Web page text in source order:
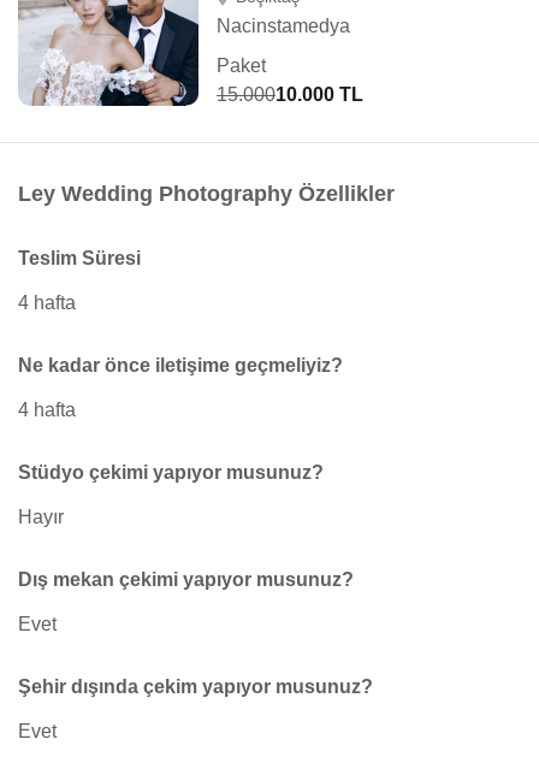
Nacinstamedya
Paket
15.00010.000 TL
Ley Wedding Photography Özellikler
Teslim Süresi
4 hafta
Ne kadar önce iletişime geçmeliyiz?
4 hafta
Stüdyo çekimi yapıyor musunuz?
Hayır
Dış mekan çekimi yapıyor musunuz?
Evet
Şehir dışında çekim yapıyor musunuz?
Evet